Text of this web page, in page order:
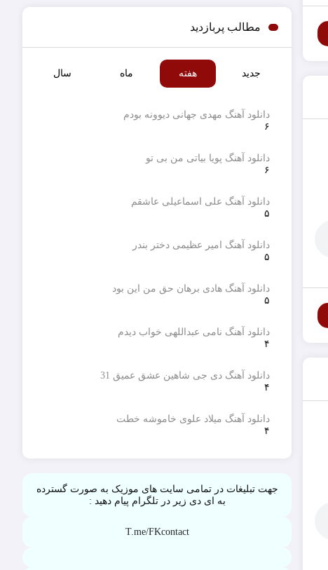
مطالب پربازدید
جدید هفته ماه سال
دانلود آهنگ مهدی جهانی دیوونه بودم
۶
دانلود آهنگ پویا بیاتی من بی تو
۶
دانلود آهنگ علی اسماعیلی عاشقم
۵
دانلود آهنگ امیر عظیمی دختر بندر
۵
دانلود آهنگ هادی برهان حق من این بود
۵
دانلود آهنگ نامی عبداللهی خواب دیدم
۴
دانلود آهنگ دی جی شاهین عشق عمیق 31
۴
دانلود آهنگ میلاد علوی خاموشه خطت
۴
جهت تبلیغات در تمامی سایت های موزیک به صورت گسترده
به ای دی زیر در تلگرام پیام دهید :
T.me/FKcontact